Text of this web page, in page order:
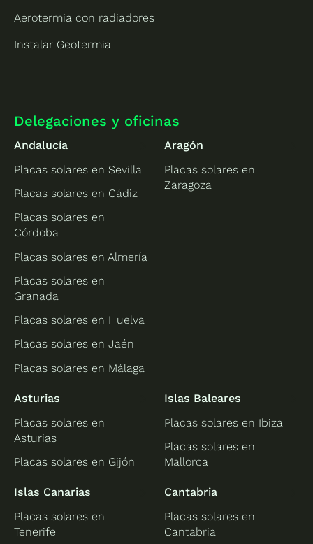
Aerotermia con radiadores
Instalar Geotermia
Delegaciones y oficinas
Andalucía
Placas solares en Sevilla
Placas solares en Cádiz
Placas solares en
Córdoba
Placas solares en Almería
Placas solares en
Granada
Placas solares en Huelva
Placas solares en Jaén
Placas solares en Málaga
Aragón
Placas solares en
Zaragoza
Asturias
Placas solares en
Asturias
Placas solares en Gijón
Islas Baleares
Placas solares en Ibiza
Placas solares en
Mallorca
Islas Canarias
Placas solares en
Tenerife
Cantabria
Placas solares en
Cantabria